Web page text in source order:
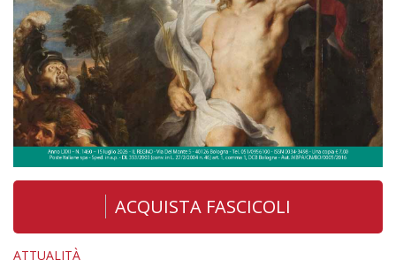
ACQUISTA FASCICOLI
ATTUALITÀ